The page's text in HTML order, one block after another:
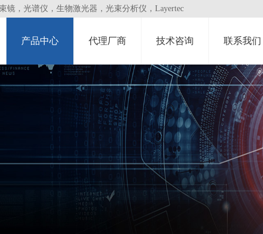
镜，光谱仪，生物激光器，光束分析仪，Layertec
产品中心 代理厂商 技术咨询 联系我们